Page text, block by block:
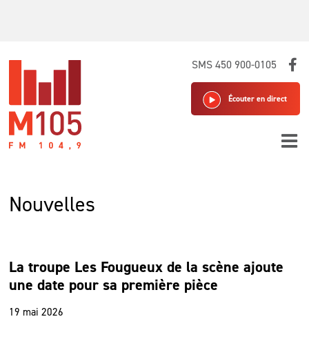
SMS 450 900-0105
Écouter en direct
Nouvelles
La troupe Les Fougueux de la scène ajoute
une date pour sa première pièce
19 mai 2026